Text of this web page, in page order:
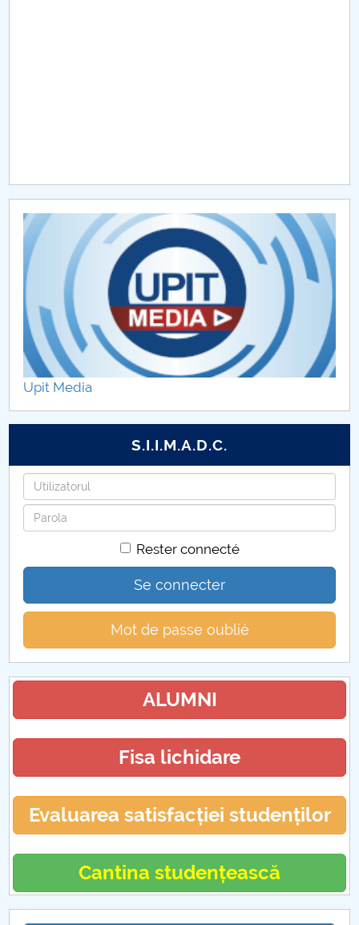
Chestionar angajabilitate ALUMNI – UPB
CAR2026
MENIU CANTINA
ALEGERI DFMI
ALEGERI STUDENTI
Upit Media
S.I.I.M.A.D.C.
Identifiant
Mot
de
Rester connecté
Se connecter
Mot de passe oublié
ALUMNI
Fisa lichidare
Evaluarea satisfacției studenților
Cantina studențească